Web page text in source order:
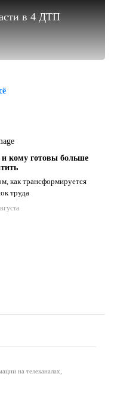
в 4 ДТП
и кому готовы больше
как трансформируется
труда
на телеканалах,